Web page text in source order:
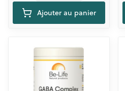
Ajouter au panier